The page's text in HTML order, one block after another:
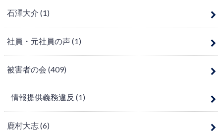
石澤大介 (1)
社員・元社員の声(1)
被害者の会 (409)
情報提供義務違反 (1)
鹿村大志(6)